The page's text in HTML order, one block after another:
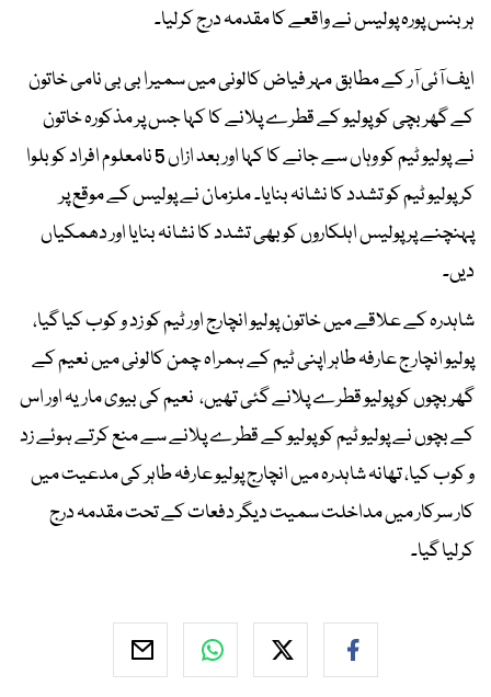
ہربنس پورہ پولیس نے واقعے کا مقدمہ درج کرلیا۔
ایف آئی آر کے مطابق مہر فیاض کالونی میں سمیرا بی بی نامی خاتون
کے گھر بچی کو پولیو کے قطرے پلانے کا کہا جس پر مذکورہ خاتون
نے پولیو ٹیم کو وہاں سے جانے کا کہا اور بعد ازاں 5 نامعلوم افراد کو بلوا
کر پولیو ٹیم کو تشدد کا نشانہ بنایا۔ ملزمان نے پولیس کے موقع پر
پہنچنے پر پولیس اہلکاروں کو بھی تشدد کا نشانہ بنایا اور دھمکیاں
دیں۔
شاہدرہ کے علاقے میں خاتون پولیو انچارج اور ٹیم کو زد و کوب کیا گیا،
پولیو انچار ج عارفہ طاہر اپنی ٹیم کے ہمراہ چمن کالونی میں نعیم کے
گھر بچوں کو پولیو قطرے پلانے گئی تھیں، نعیم کی بیوی ماریہ اور اس
کے بچوں نے پولیو ٹیم کو پولیو کے قطرے پلانے سے منع کرتے ہوئے زد
و کوب کیا، تھانہ شاہدرہ میں انچارج پولیو عارفہ طاہر کی مدعیت میں
کار سرکار میں مداخلت سمیت دیگر دفعات کے تحت مقدمہ درج
کرلیا گیا۔